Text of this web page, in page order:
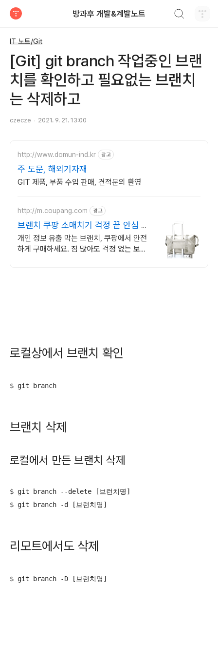
방과후 개발&계발노트
IT 노트/Git
[Git] git branch 작업중인 브랜
치를 확인하고 필요없는 브랜치
는 삭제하고
czecze 2021. 9. 21. 13:00
http://www.domun-ind.kr 광고
주 도문, 해외기자재
GIT 제품, 부품 수입 판매, 견적문의 환영
http://m.coupang.com 광고
브랜치 쿠팡 소매치기 걱정 끝 안심 여
행
개인 정보 유출 막는 브랜치, 쿠팡에서 안전
하게 구매하세요. 짐 많아도 걱정 없는 보조
로컬상에서 브랜치 확인
$ git branch
브랜치 삭제
로컬에서 만든 브랜치 삭제
$ git branch --delete [브런치명]
$ git branch -d [브런치명]
리모트에서도 삭제
$ git branch -D [브런치명]